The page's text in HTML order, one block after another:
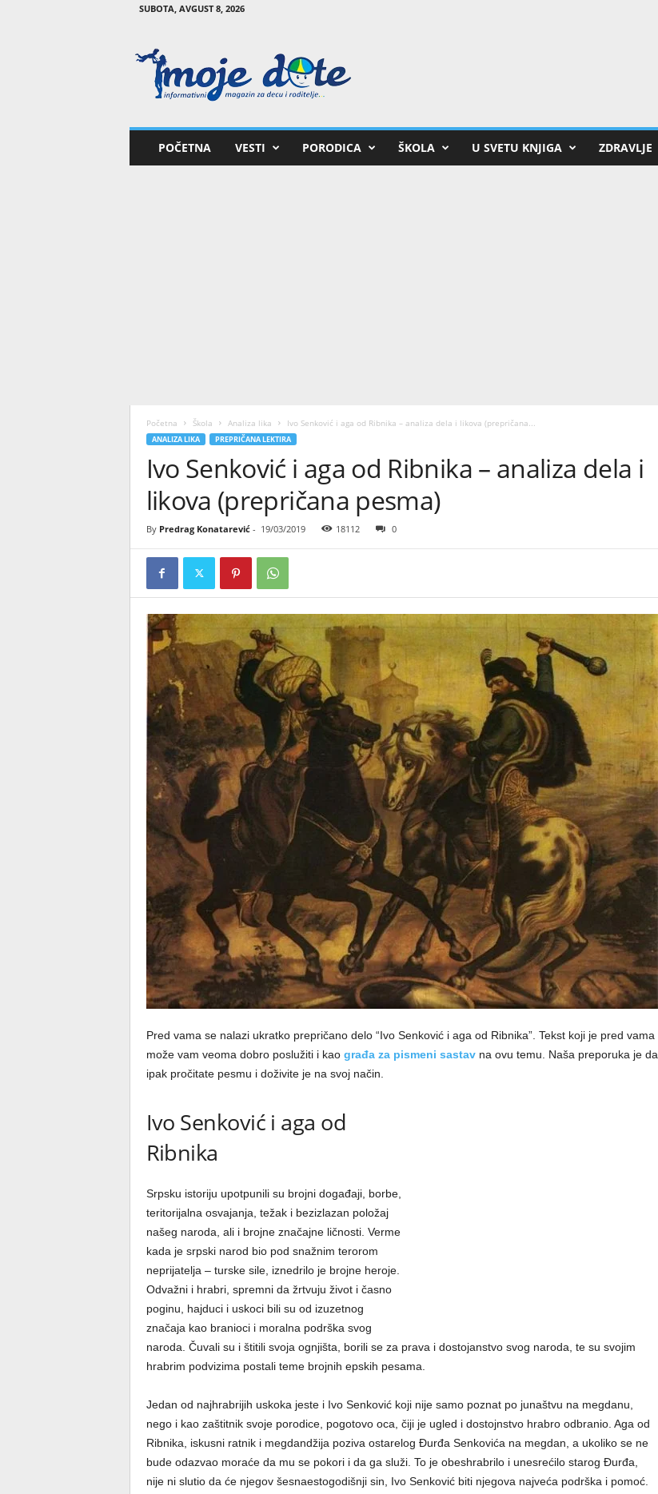
SUBOTA, AVGUST 8, 2026
o
POČETNA VESTI PORODICA ŠKOLA U SVETU KNJIGA ZDRAVLJE
Početna Škola Analiza lika Ivo Senković i aga od Ribnika – analiza dela i likova (prepričana...
ANALIZA LIKA PREPRIČANA LEKTIRA
Ivo Senković i aga od Ribnika – analiza dela i
likova (prepričana pesma)
By Predrag Konatarević- 19/03/2019 18112 0
Pred vama se nalazi ukratko prepričano delo “Ivo Senković i aga od Ribnika”. Tekst koji je pred vama
može vam veoma dobro poslužiti i kao građa za pismeni sastavna ovu temu. Naša preporuka je da
ipak pročitate pesmu i doživite je na svoj način.
Ivo Senković i aga od
Ribnika
Srpsku istoriju upotpunili su brojni događaji, borbe,
teritorijalna osvajanja, težak i bezizlazan položaj
našeg naroda, ali i brojne značajne ličnosti. Verme
kada je srpski narod bio pod snažnim terorom
neprijatelja – turske sile, iznedrilo je brojne heroje.
Odvažni i hrabri, spremni da žrtvuju život i časno
poginu, hajduci i uskoci bili su od izuzetnog
značaja kao branioci i moralna podrška svog
naroda. Čuvali su i štitili svoja ognjišta, borili se za prava i dostojanstvo svog naroda, te su svojim
hrabrim podvizima postali teme brojnih epskih pesama.
Jedan od najhrabrijih uskoka jeste i Ivo Senković koji nije samo poznat po junaštvu na megdanu,
nego i kao zaštitnik svoje porodice, pogotovo oca, čiji je ugled i dostojnstvo hrabro odbranio. Aga od
Ribnika, iskusni ratnik i megdandžija poziva ostarelog Đurđa Senkovića na megdan, a ukoliko se ne
bude odazvao moraće da mu se pokori i da ga služi. To je obeshrabrilo i unesrećilo starog Đurđa,
nije ni slutio da će njegov šesnaestogodišnji sin, Ivo Senković biti njegova najveća podrška i pomoć.